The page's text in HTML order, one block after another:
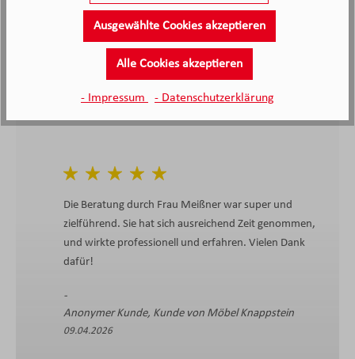
4.4 /5.0 4.4
Durchschnittliche Bewertung
Die Beratung durch Frau Meißner war super und
zielführend. Sie hat sich ausreichend Zeit genommen,
und wirkte professionell und erfahren. Vielen Dank
dafür!
Anonymer Kunde, Kunde von Möbel Knappstein
09.04.2026
Ausgewählte Cookies akzeptieren
Alle Cookies akzeptieren
- Impressum - Datenschutzerklärung